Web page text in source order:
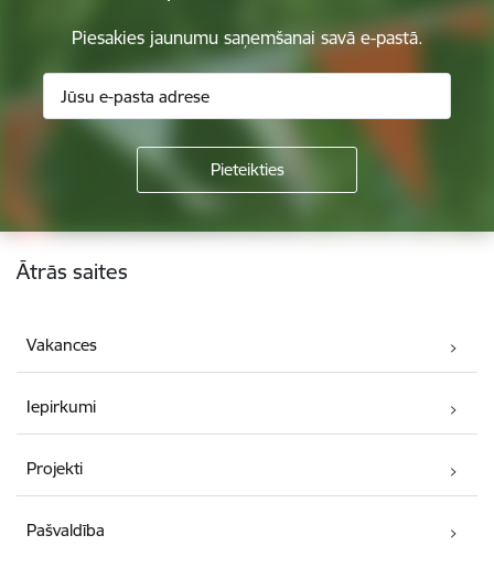
Piesakies jaunumu saņemšanai savā e-pastā.
Kājene
Ātrās saites
Vakances
Iepirkumi
Projekti
Pašvaldība